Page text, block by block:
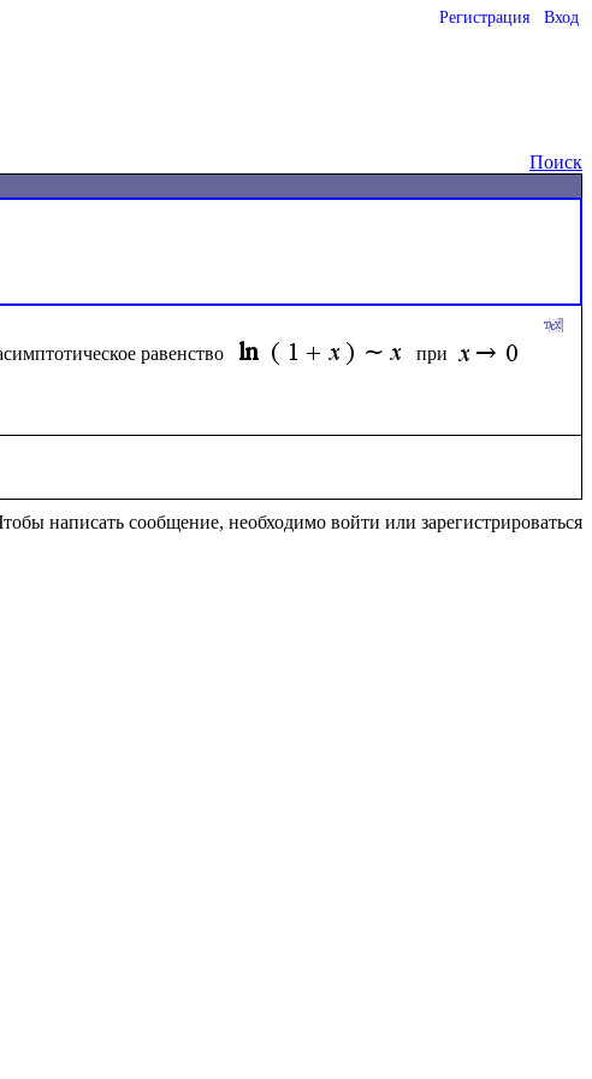
Регистрация Вход
Поиск
равенство при
написать сообщение, необходимо войти или зарегистрироваться